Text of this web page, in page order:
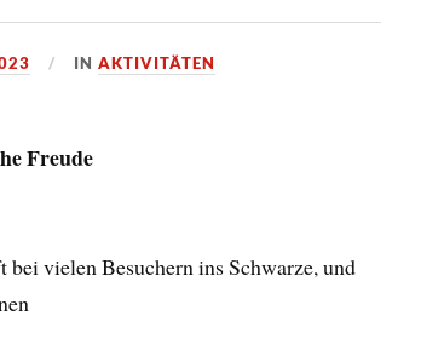
INAKTIVITÄTEN
Freude
vielen Besuchern ins Schwarze, und